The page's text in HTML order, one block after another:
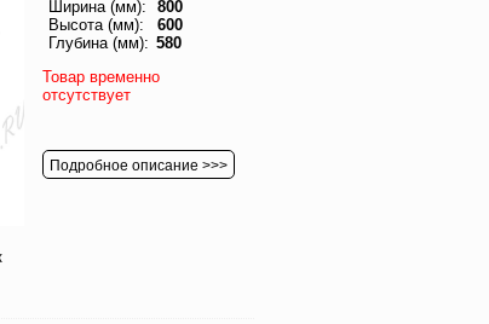
Ширина (мм):
800
Высота (мм):
600
Глубина (мм): 580
Товар временно
отсутствует
Подробное описание >>>